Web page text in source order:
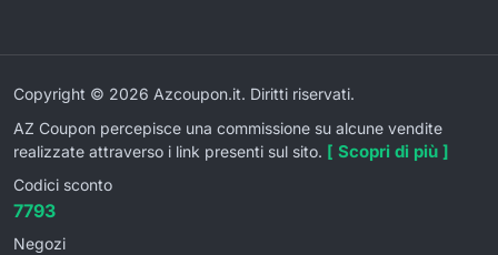
Copyright © 2026 Azcoupon.it. Diritti riservati.
AZ Coupon percepisce una commissione su alcune vendite
realizzate attraverso i link presenti sul sito. [ Scopri di più ]
Codici sconto
7793
Negozi